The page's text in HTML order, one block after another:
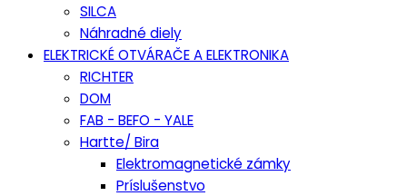
SILCA
Náhradné diely
ELEKTRICKÉ OTVÁRAČE A ELEKTRONIKA
RICHTER
DOM
FAB - BEFO - YALE
Hartte/ Bira
Elektromagnetické zámky
Príslušenstvo